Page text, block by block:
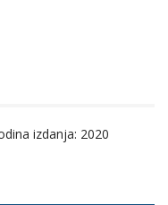
izdanja: 2020